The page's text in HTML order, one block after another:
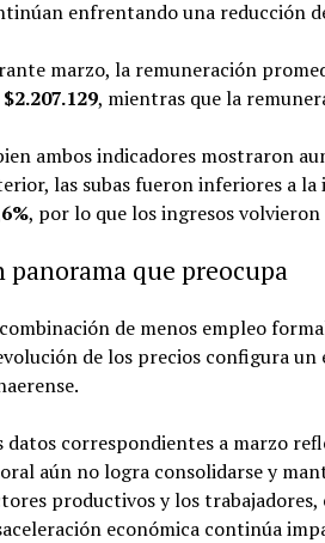
enfrentando una reducción
marzo, la remuneración
$2.207.129, mientras que la
ambos indicadores mostraron
las subas fueron inferiores a
, por lo que los ingresos
panorama que preocupa
de menos empleo
de los precios configura
datos correspondientes a marzo
aún no logra consolidarse y
productivos y los
económica continúa